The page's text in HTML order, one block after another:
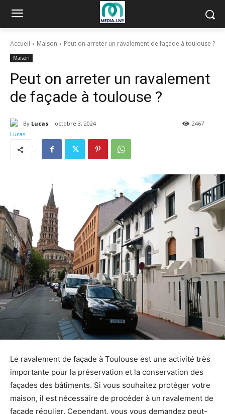
Accueil Maison Peut on arreter un ravalement de façade à toulouse ?
Maison
Peut on arreter un ravalement
de façade à toulouse ?
By Lucas octobre 3, 2024 2467
Le ravalement de façade à Toulouse est une activité très
importante pour la préservation et la conservation des
façades des bâtiments. Si vous souhaitez protéger votre
maison, il est nécessaire de procéder à un ravalement de
façade régulier. Cependant, vous vous demandez peut-